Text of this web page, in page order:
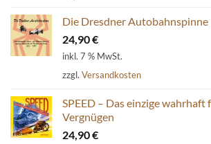
Die Dresdner Autobahnspinne
24,90€
inkl. 7 % MwSt.
zzgl. Versandkosten
SPEED – Das einzige
Vergnügen
24,90€